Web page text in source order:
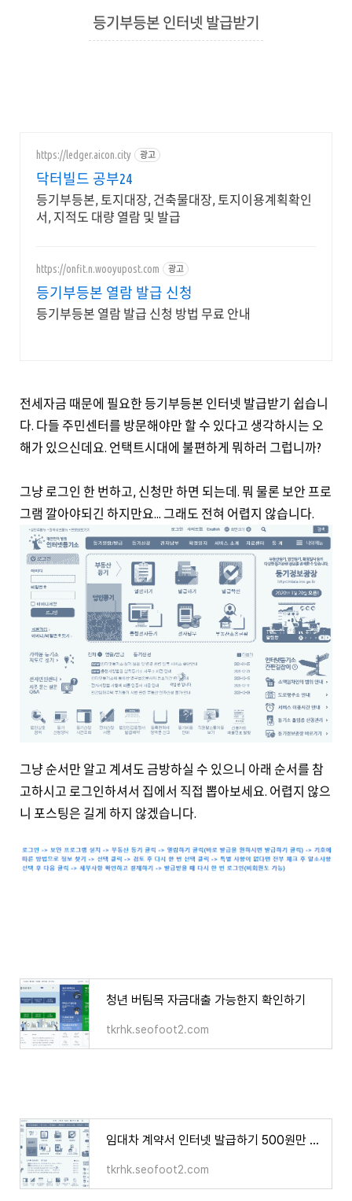
등기부등본 인터넷 발급받기
https://ledger.aicon.city 광고
닥터빌드 공부24
등기부등본, 토지대장, 건축물대장, 토지이용계획확인
서, 지적도 대량 열람 및 발급
https://onfit.n.wooyupost.com 광고
등기부등본 열람 발급 신청
등기부등본 열람 발급 신청 방법 무료 안내
전세자금 때문에 필요한 등기부등본 인터넷 발급받기 쉽습니
다. 다들 주민센터를 방문해야만 할 수 있다고 생각하시는 오
해가 있으신데요. 언택트시대에 불편하게 뭐하러 그럽니까?
그냥 로그인 한 번하고, 신청만 하면 되는데. 뭐 물론 보안 프로
그램 깔아야되긴 하지만요... 그래도 전혀 어렵지 않습니다.
그냥 순서만 알고 계셔도 금방하실 수 있으니 아래 순서를 참
고하시고 로그인하셔서 집에서 직접 뽑아보세요. 어렵지 않으
니 포스팅은 길게 하지 않겠습니다.
청년 버팀목 자금대출 가능한지 확인하기
tkrhk.seofoot2.com
임대차 계약서 인터넷 발급하기 500원만 쓰면 5분만에 가능하다?!
tkrhk.seofoot2.com